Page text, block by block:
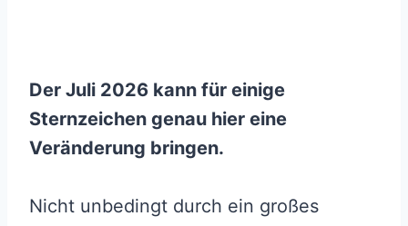
Der Juli 2026 kann für einige
Sternzeichen genau hier eine
Veränderung bringen.
Nicht unbedingt durch ein großes